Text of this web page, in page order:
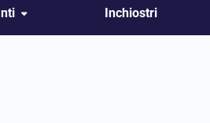
Inchiostri